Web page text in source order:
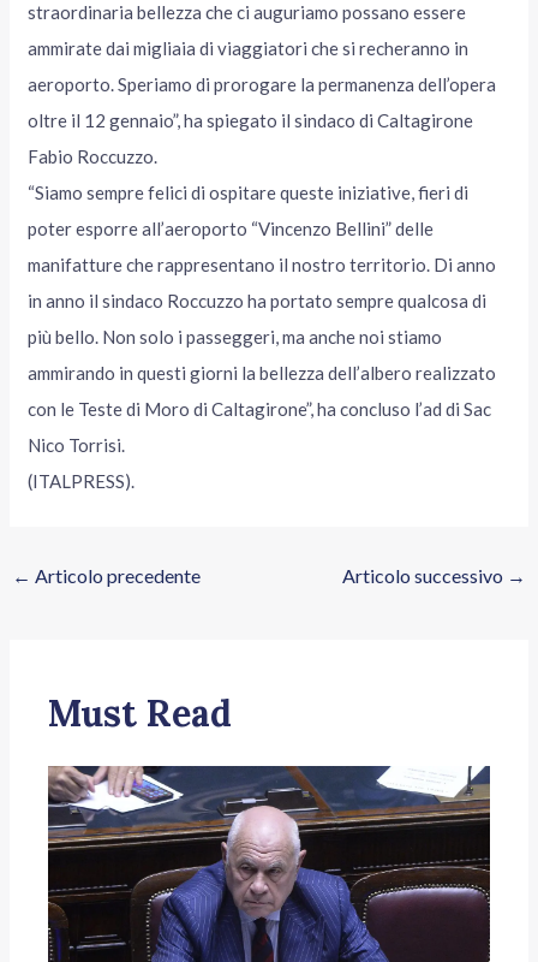
straordinaria bellezza che ci auguriamo possano essere
ammirate dai migliaia di viaggiatori che si recheranno in
aeroporto. Speriamo di prorogare la permanenza dell’opera
oltre il 12 gennaio”, ha spiegato il sindaco di Caltagirone
Fabio Roccuzzo.
“Siamo sempre felici di ospitare queste iniziative, fieri di
poter esporre all’aeroporto “Vincenzo Bellini” delle
manifatture che rappresentano il nostro territorio. Di anno
in anno il sindaco Roccuzzo ha portato sempre qualcosa di
più bello. Non solo i passeggeri, ma anche noi stiamo
ammirando in questi giorni la bellezza dell’albero realizzato
con le Teste di Moro di Caltagirone”, ha concluso l’ad di Sac
Nico Torrisi.
(ITALPRESS).
← Articolo precedente Articolo successivo →
Must Read